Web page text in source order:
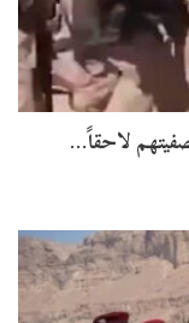
لاحقاً…